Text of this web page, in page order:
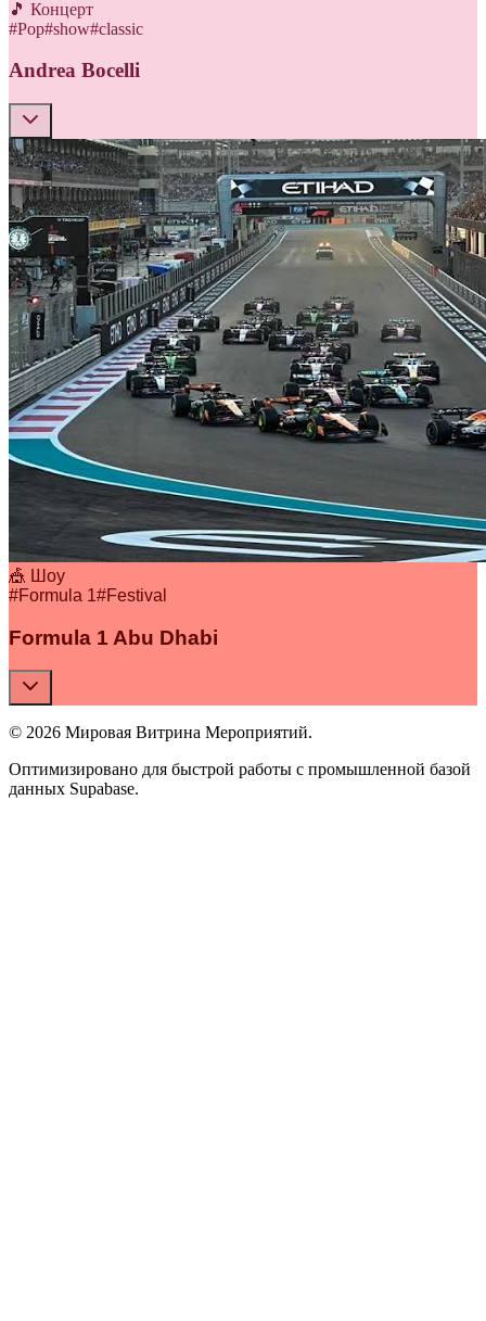
🎵 Концерт
#Pop#show#classic
Andrea Bocelli
🎪 Шоу
#Formula 1#Festival
Formula 1 Abu Dhabi
© 2026 Мировая Витрина Мероприятий.
Оптимизировано для быстрой работы с промышленной базой
данных Supabase.